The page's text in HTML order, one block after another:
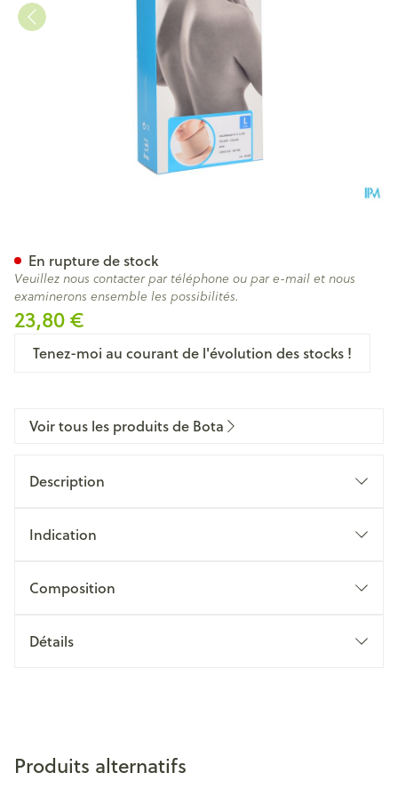
23,80 €
Tenez-moi au courant de l'évolution des stocks !
En rupture de stock
Veuillez nous contacter par téléphone ou par e-mail et nous
examinerons ensemble les possibilités.
Voir tous les produits de Bota
Description
Indication
Composition
Détails
Produits alternatifs